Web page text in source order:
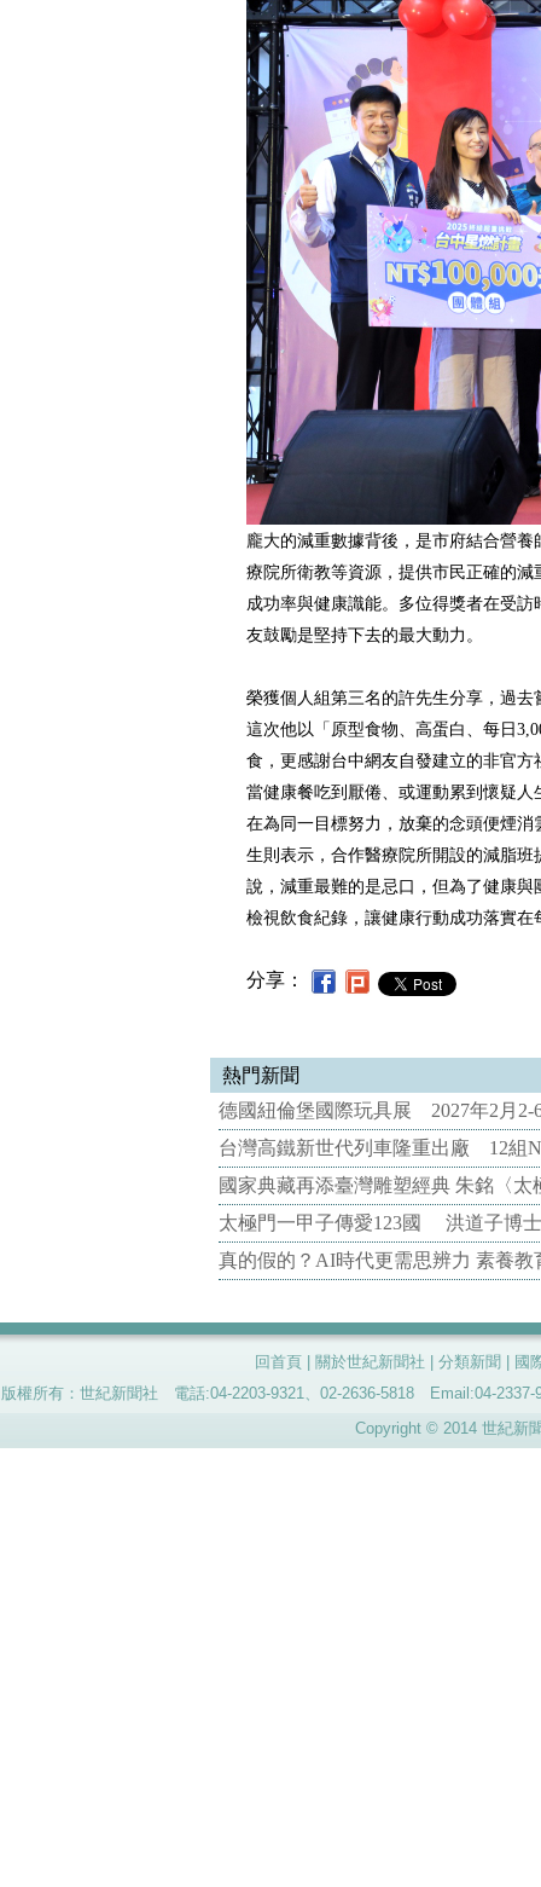
龐大的減重數據背後，是市府結合營
療院所衛教等資源，提供市民正確的
成功率與健康識能。多位得獎者在受
友鼓勵是堅持下去的最大動力。
榮獲個人組第三名的許先生分享，過
這次他以「原型食物、高蛋白、每日
食，更感謝台中網友自發建立的非官
當健康餐吃到厭倦、或運動累到懷疑
在為同一目標努力，放棄的念頭便煙
生則表示，合作醫療院所開設的減脂
說，減重最難的是忌口，但為了健康
檢視飲食紀錄，讓健康行動成功落實在
分享：
熱門新聞
德國紐倫堡國際玩具展 2027年2月2-
台灣高鐵新世代列車隆重出廠 12組
國家典藏再添臺灣雕塑經典 朱銘〈
太極門一甲子傳愛123國 洪道子博
真的假的？AI時代更需思辨力 素養
回首頁 關於世紀新聞社 分類新聞
國
版權所有：世紀新聞社 電話:04-2203-9321、02-2636-5818 Email:04-
Copyright © 2014 世紀新